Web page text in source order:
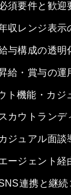
須要件と歓迎
収レンジ表示
与構成の透明
給・賞与の運
ト機能・カジ
カウトランデ
カジュアル面談
ージェント経
連携と継